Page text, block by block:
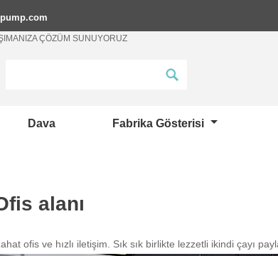
ÇÖZÜM SUNUYORUZ
Dava Fabrika Gösterisi
alanı
ofis ve hızlı iletişim. Sık sık birlikte lezzetli ikindi çayı